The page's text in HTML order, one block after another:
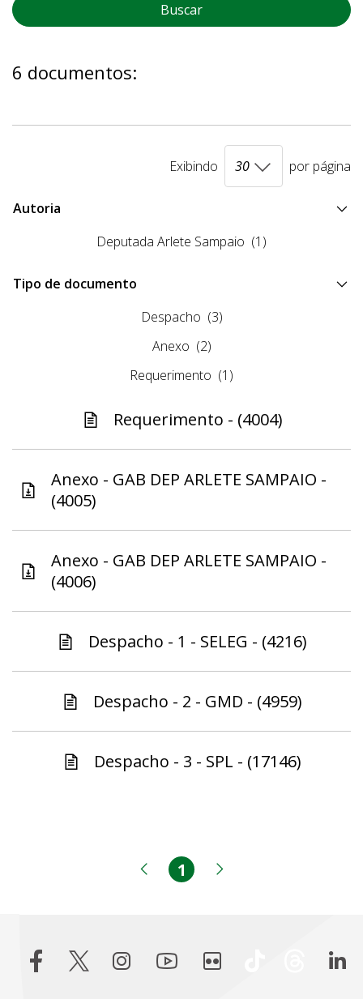
Buscar
6 documentos:
Exibindo por página
Autoria
Deputada Arlete Sampaio (1)
Tipo de documento
Despacho (3)
Anexo (2)
Requerimento (1)
Requerimento - (4004)
Anexo - GAB DEP ARLETE SAMPAIO -
(4005)
Anexo - GAB DEP ARLETE SAMPAIO -
(4006)
Despacho - 1 - SELEG - (4216)
Despacho - 2 - GMD - (4959)
Despacho - 3 - SPL - (17146)
Página anterior
Página
1